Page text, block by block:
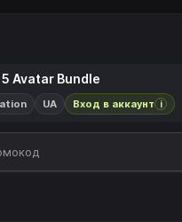
Avatar Bundle
UA Вход в аккаунт i